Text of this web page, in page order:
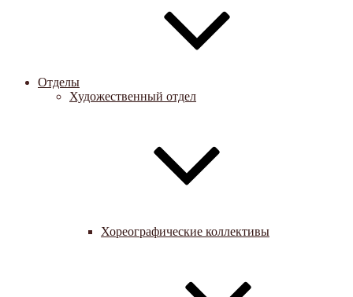
Отделы
Художественный отдел
Хореографические коллективы